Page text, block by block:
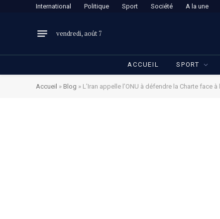
International Politique Sport Société A la une
vendredi, août 7
ACCUEIL SPORT
Accueil » Blog » L’Iran appelle l’ONU à défendre la Charte face